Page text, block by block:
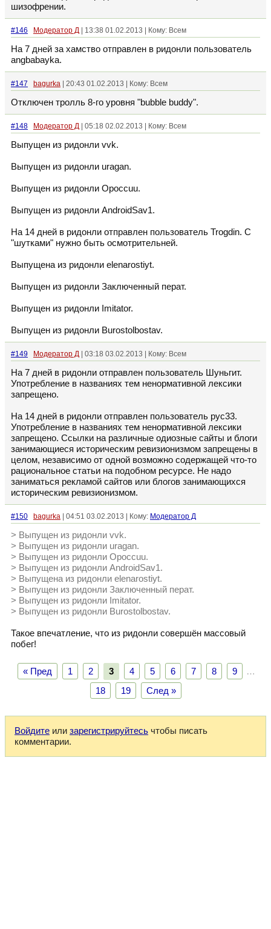
шизофрении.
#146 Модератор Д | 13:38 01.02.2013 | Кому: Всем
На 7 дней за хамство отправлен в ридонли пользователь
angbabayka.
#147 bagurka | 20:43 01.02.2013 | Кому: Всем
Отключен тролль 8-го уровня "bubble buddy".
#148 Модератор Д | 05:18 02.02.2013 | Кому: Всем
Выпущен из ридонли vvk.
Выпущен из ридонли uragan.
Выпущен из ридонли Opoccuu.
Выпущен из ридонли AndroidSav1.
На 14 дней в ридонли отправлен пользователь Trogdin. С
"шутками" нужно быть осмотрительней.
Выпущена из ридонли elenarostiyt.
Выпущен из ридонли Заключенный перат.
Выпущен из ридонли Imitator.
Выпущен из ридонли Burostolbostav.
#149 Модератор Д | 03:18 03.02.2013 | Кому: Всем
На 7 дней в ридонли отправлен пользователь Шуньгит.
Употребление в названиях тем ненормативной лексики
запрещено.
На 14 дней в ридонли отправлен пользователь рус33.
Употребление в названиях тем ненормативной лексики
запрещено. Ссылки на различные одиозные сайты и блоги
занимающиеся историческим ревизионизмом запрещены в
целом, независимо от одной возможно содержащей что-то
рациональное статьи на подобном ресурсе. Не надо
заниматься рекламой сайтов или блогов занимающихся
историческим ревизионизмом.
#150 bagurka | 04:51 03.02.2013 | Кому: Модератор Д
> Выпущен из ридонли vvk.
> Выпущен из ридонли uragan.
> Выпущен из ридонли Opoccuu.
> Выпущен из ридонли AndroidSav1.
> Выпущена из ридонли elenarostiyt.
> Выпущен из ридонли Заключенный перат.
> Выпущен из ридонли Imitator.
> Выпущен из ридонли Burostolbostav.
Такое впечатление, что из ридонли совершён массовый
побег!
« Пред 1 2 3 4 5 6 7 8 9
…
18
19 След »
Войдите или зарегистрируйтесь чтобы писать
комментарии.